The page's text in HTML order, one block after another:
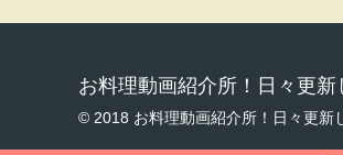
お料理動画紹介所！日々更新
© 2018 お料理動画紹介所！日々更新